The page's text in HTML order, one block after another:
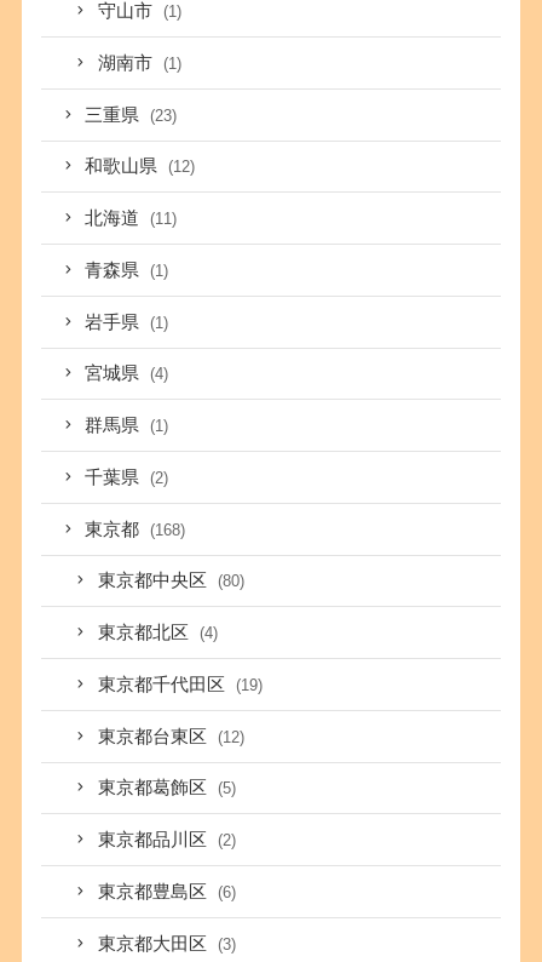
守山市 (1)
湖南市 (1)
三重県 (23)
和歌山県 (12)
北海道 (11)
青森県 (1)
岩手県 (1)
宮城県 (4)
群馬県 (1)
千葉県 (2)
東京都 (168)
東京都中央区 (80)
東京都北区 (4)
東京都千代田区 (19)
東京都台東区 (12)
東京都葛飾区 (5)
東京都品川区 (2)
東京都豊島区 (6)
東京都大田区 (3)